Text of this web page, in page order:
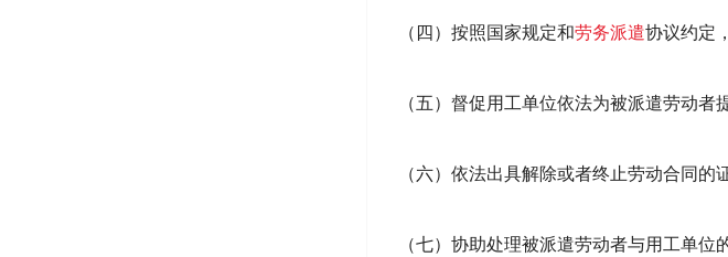
（四）按照国家规定和劳务派遣协议约定
（五）督促用工单位依法为被派遣劳动者
（六）依法出具解除或者终止劳动合同的
（七）协助处理被派遣劳动者与用工单位